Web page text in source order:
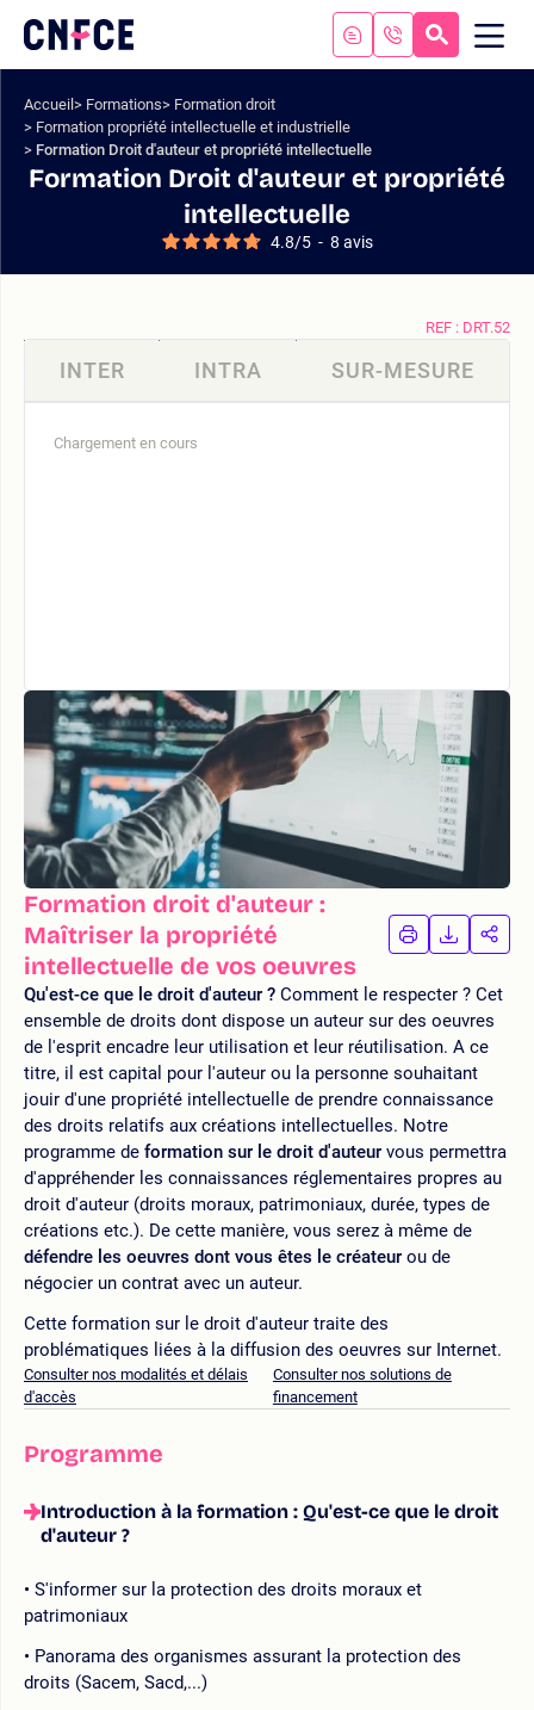
contenu
menu
Aller
Logo
site
Accueil Formations
Formation droit
Formation propriété intellectuelle et industrielle
Formation Droit d'auteur et propriété intellectuelle
Formation Droit d'auteur et propriété
intellectuelle
4.8/5 - 8 avis
Formation droit d'auteur :
Maîtriser la propriété
intellectuelle de vos oeuvres
IMPRIMER
LA
LA
Qu'est-ce que le droit d'auteur ? Comment le respecter ? Cet
ensemble de droits dont dispose un auteur sur des oeuvres
de l'esprit encadre leur utilisation et leur réutilisation. A ce
titre, il est capital pour l'auteur ou la personne souhaitant
jouir d'une propriété intellectuelle de prendre connaissance
des droits relatifs aux créations intellectuelles. Notre
programme de formation sur le droit d'auteur vous permettra
d'appréhender les connaissances réglementaires propres au
droit d'auteur (droits moraux, patrimoniaux, durée, types de
créations etc.). De cette manière, vous serez à même de
défendre les oeuvres dont vous êtes le créateur ou de
négocier un contrat avec un auteur.
Cette formation sur le droit d'auteur traite des
problématiques liées à la diffusion des oeuvres sur Internet.
Consulter nos modalités et délais
d'accès
Consulter nos solutions de
financement
Programme
Introduction à la formation : Qu'est-ce que le droit
d'auteur ?
S'informer sur la protection des droits moraux et
patrimoniaux
Panorama des organismes assurant la protection des
droits (Sacem, Sacd,...)
REF : DRT.52
INTER INTRA SUR-MESURE